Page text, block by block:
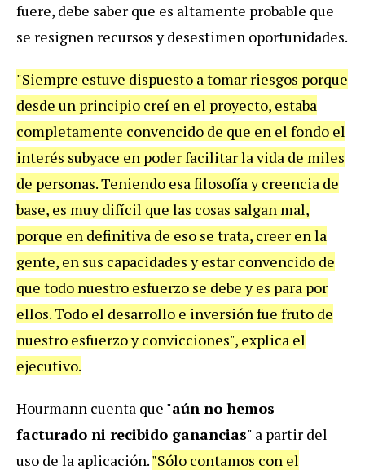
fuere, debe saber que es altamente probable que
se resignen recursos y desestimen oportunidades.
"Siempre estuve dispuesto a tomar riesgos porque
desde un principio creí en el proyecto, estaba
completamente convencido de que en el fondo el
interés subyace en poder facilitar la vida de miles
de personas. Teniendo esa filosofía y creencia de
base, es muy difícil que las cosas salgan mal,
porque en definitiva de eso se trata, creer en la
gente, en sus capacidades y estar convencido de
que todo nuestro esfuerzo se debe y es para por
ellos. Todo el desarrollo e inversión fue fruto de
nuestro esfuerzo y convicciones", explica el
ejecutivo.
Hourmann cuenta que "aún no hemos
facturado ni recibido ganancias" a partir del
uso de la aplicación."Sólo contamos con el